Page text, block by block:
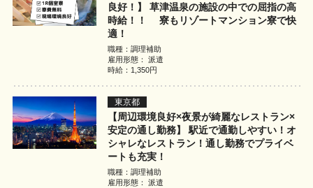
良好！】 草津温泉の施設の中での屈指の高
時給！！ 寮もリゾートマンション寮で快
適！
職種：調理補助
雇用形態： 派遣
時給：1,350円
東京都
【周辺環境良好×夜景が綺麗なレストラン×
安定の通し勤務】 駅近で通勤しやすい！オ
シャレなレストラン！通し勤務でプライベ
ートも充実！
職種：調理補助
雇用形態： 派遣